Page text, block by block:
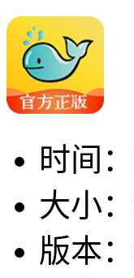
时间：
大小：
版本：